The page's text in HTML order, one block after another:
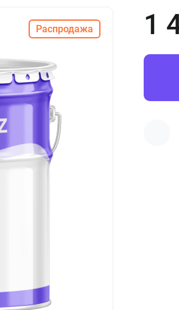
Распродажа 1